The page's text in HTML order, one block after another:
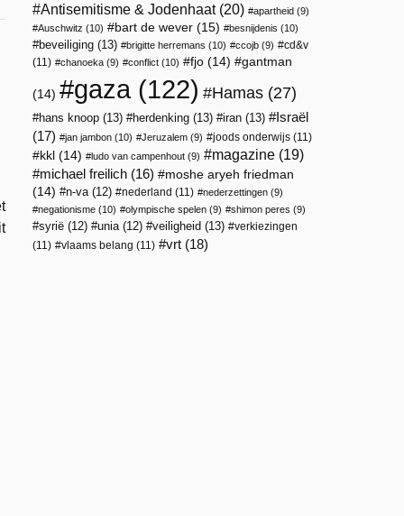
Antisemitisme & Jodenhaat(20) apartheid (9)
Auschwitz (10) bart de wever (15) besnijdenis (10)
beveiliging (13) brigitte herremans (10) ccojb (9)
cd&v
(11)
chanoeka (9) conflict (10) fjo (14) gantman
(14) gaza(122) Hamas (27)
hans knoop (13) herdenking (13) iran (13)
Israël
(17)
jan jambon (10) Jeruzalem (9) joods onderwijs (11)
kkl (14) ludo van campenhout (9) magazine (19)
michael freilich (16)
moshe aryeh friedman
(14)
n-va(12) nederland (11) nederzettingen (9)
negationisme (10) olympische spelen (9) shimon peres (9)
syrië (12) unia(12) veiligheid (13)
verkiezingen
(11)
vlaams belang (11) vrt (18)